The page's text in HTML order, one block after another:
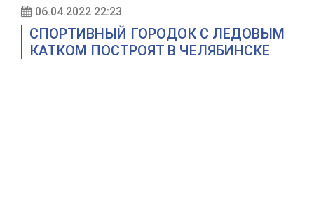
06.04.2022 22:23
СПОРТИВНЫЙ ГОРОДОК С ЛЕДОВЫМ
КАТКОМ ПОСТРОЯТ В ЧЕЛЯБИНСКЕ